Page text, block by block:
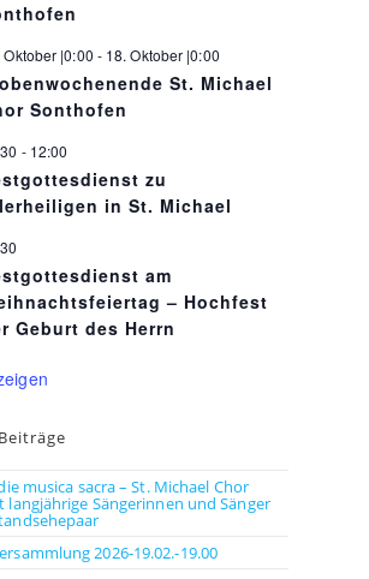
Oktober |0:00 - 18. Oktober |0:00
St. Michael
Sonthofen
- 12:00
zu
in St. Michael
am
– Hochfest
Geburt des Herrn
musica sacra – St. Michael Chor
langjährige Sängerinnen und Sänger
2026-19.02.-19.00